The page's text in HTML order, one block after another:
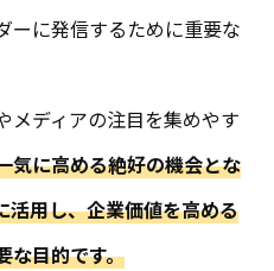
ーに発信するために重要な
メディアの注目を集めやす
気に高める絶好の機会とな
活用し、企業価値を高める
な目的です。